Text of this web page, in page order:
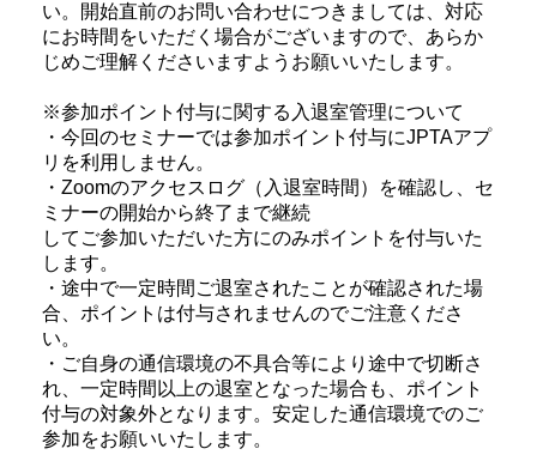
い。開始直前のお問い合わせにつきましては、対応
にお時間をいただく場合がございますので、あらか
じめご理解くださいますようお願いいたします。
※参加ポイント付与に関する入退室管理について
・今回のセミナーでは参加ポイント付与にJPTAアプ
リを利用しません。
・Zoomのアクセスログ（入退室時間）を確認し、セ
ミナーの開始から終了まで継続
してご参加いただいた方にのみポイントを付与いた
します。
・途中で一定時間ご退室されたことが確認された場
合、ポイントは付与されませんのでご注意くださ
い。
・ご自身の通信環境の不具合等により途中で切断さ
れ、一定時間以上の退室となった場合も、ポイント
付与の対象外となります。安定した通信環境でのご
参加をお願いいたします。